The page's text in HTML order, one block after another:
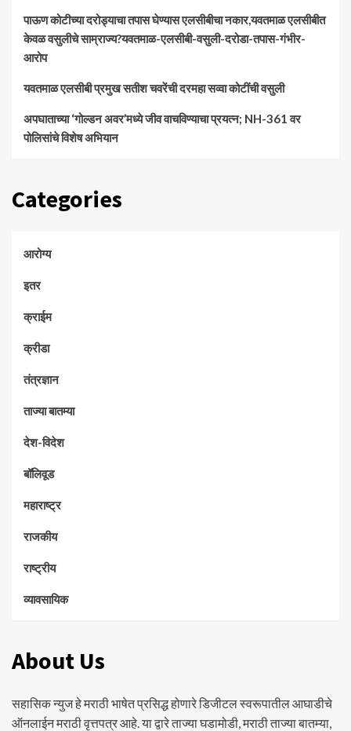
पाऊण कोटीच्या दरोड्याचा तपास घेण्यास एलसीबीचा नकार,यवतमाळ एलसीबीत
केवळ वसुलीचे साम्राज्य?यवतमाळ-एलसीबी-वसुली-दरोडा-तपास-गंभीर-
आरोप
यवतमाळ एलसीबी प्रमुख सतीश चवरेंची दरमहा सव्वा कोटींची वसुली
अपघाताच्या ‘गोल्डन अवर’मध्ये जीव वाचविण्याचा प्रयत्न; NH-361 वर
पोलिसांचे विशेष अभियान
Categories
आरोग्य
इतर
क्राईम
क्रीडा
तंत्रज्ञान
ताज्या बातम्या
देश-विदेश
बॉलिवूड
महाराष्ट्र
राजकीय
राष्ट्रीय
व्यावसायिक
About Us
सहासिक न्युज हे मराठी भाषेत प्रसिद्ध होणारे डिजीटल स्वरूपातील आघाडीचे
ऑनलाईन मराठी वृत्तपत्र आहे. या द्वारे ताज्या घडामोडी, मराठी ताज्या बातम्या,